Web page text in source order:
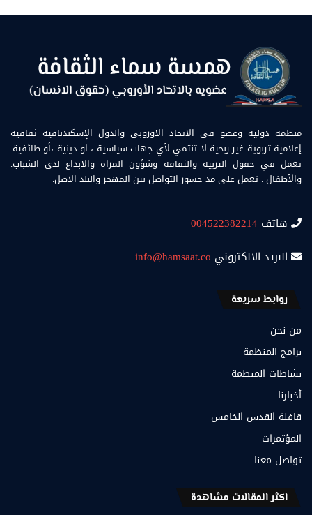
منظمة دولية وعضو في الاتحاد الاوروبي والدول الإسكندنافية ثقافية
إعلامية تربوية غير ربحية لا تنتمي لأي جهات سياسية ، او دينية ،أو طائفية.
تعمل في حقول التربية والثقافة وشؤون المراة والابداع لدى الشباب.
والأطفال . تعمل على مد جسور التواصل بين المهجر والبلد الاصل.
هاتف 004522382214
البريد الالكتروني info@hamsaat.co
روابط سريعة
من نحن
برامج المنظمة
نشاطات المنظمة
أخبارنا
قافلة القدس الخامس
المؤتمرات
تواصل معنا
اكثر المقالات مشاهدة